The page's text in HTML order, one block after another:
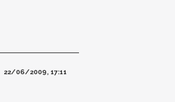
22/06/2009, 17:11